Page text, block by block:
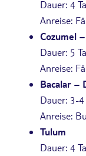
Dauer: 4
Anreise:
Cozumel
Dauer: 5
Anreise:
Bacalar –
Dauer: 3-4
Anreise:
Tulum
Dauer: 4